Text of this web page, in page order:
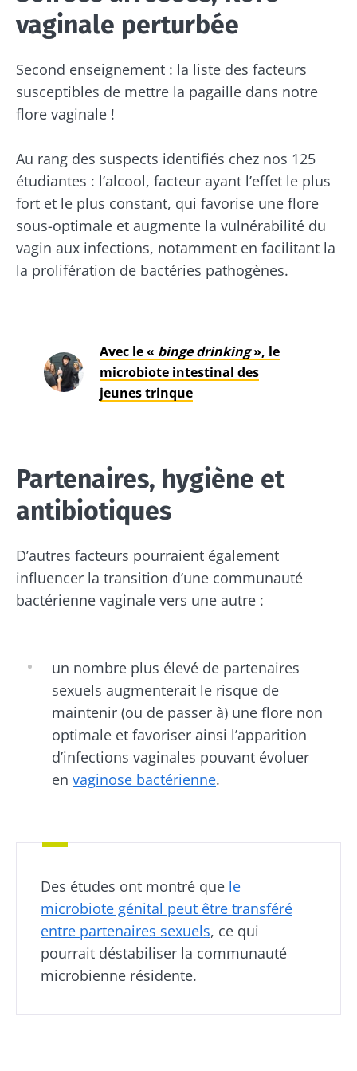
vaginale perturbée
Second enseignement : la liste des facteurs
susceptibles de mettre la pagaille dans notre
flore vaginale !
Au rang des suspects identifiés chez nos 125
étudiantes : l’alcool, facteur ayant l’effet le plus
fort et le plus constant, qui favorise une flore
sous-optimale et augmente la vulnérabilité du
vagin aux infections, notamment en facilitant la
la prolifération de bactéries pathogènes.
Avec le « binge drinking», le
microbiote intestinal des
jeunes trinque
Partenaires, hygiène et
antibiotiques
D’autres facteurs pourraient également
influencer la transition d’une communauté
bactérienne vaginale vers une autre :
un nombre plus élevé de partenaires
sexuels augmenterait le risque de
maintenir (ou de passer à) une flore non
optimale et favoriser ainsi l’apparition
d’infections vaginales pouvant évoluer
en vaginose bactérienne.
Des études ont montré que le
microbiote génital peut être transféré
entre partenaires sexuels, ce qui
pourrait déstabiliser la communauté
microbienne résidente.
Se tenir informé
Ne partez pas si vite !
Rejoignez la communauté du microbiote et
pour rester au courant des dernières
actualités sur le microbiote.